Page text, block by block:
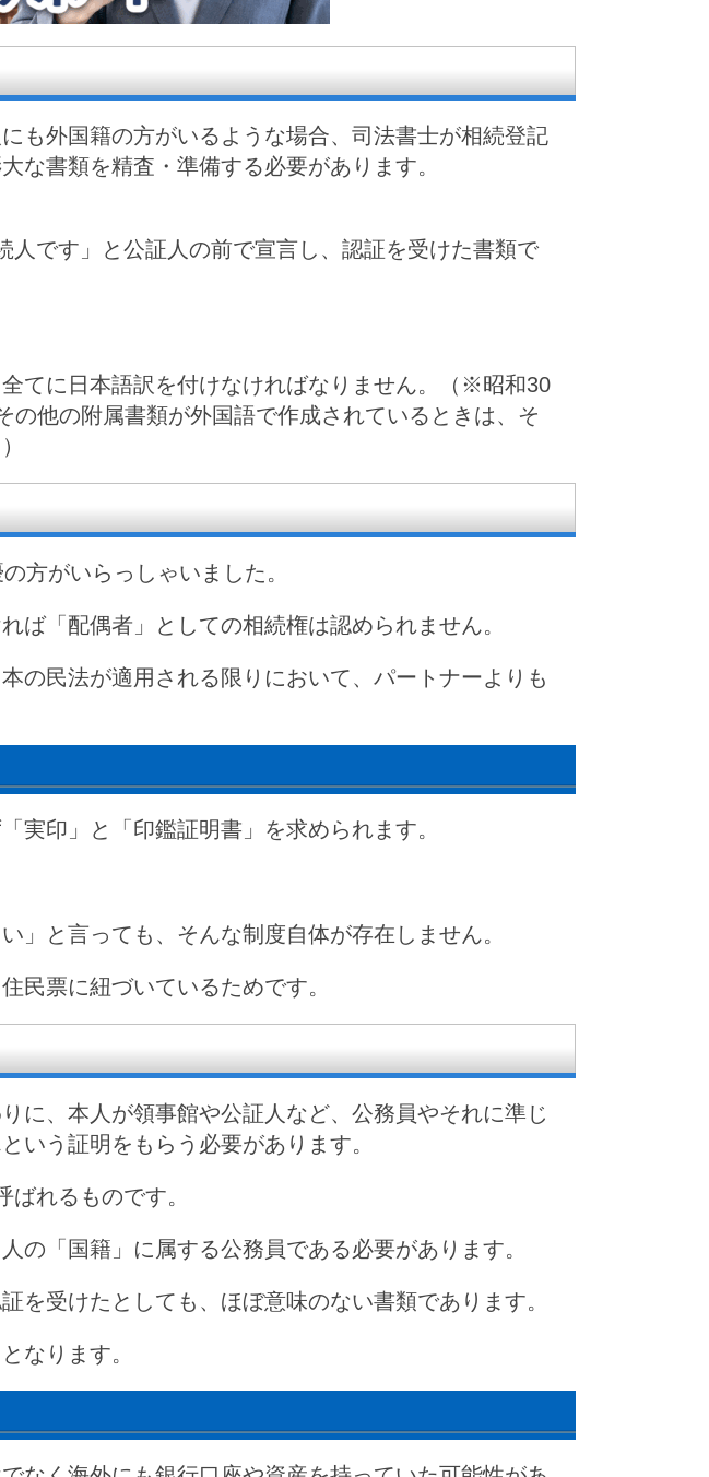
も外国籍の方がいるような場合、司法書士が相続登記
な書類を精査・準備する必要があります。
人です」と公証人の前で宣言し、認証を受けた書類で
てに日本語訳を付けなければなりません。（※昭和30
他の附属書類が外国語で作成されているときは、そ
方がいらっしゃいました。
ば「配偶者」としての相続権は認められません。
の民法が適用される限りにおいて、パートナーよりも
実印」と「印鑑証明書」を求められます。
」と言っても、そんな制度自体が存在しません。
民票に紐づいているためです。
に、本人が領事館や公証人など、公務員やそれに準じ
いう証明をもらう必要があります。
れるものです。
の「国籍」に属する公務員である必要があります。
を受けたとしても、ほぼ意味のない書類であります。
なります。